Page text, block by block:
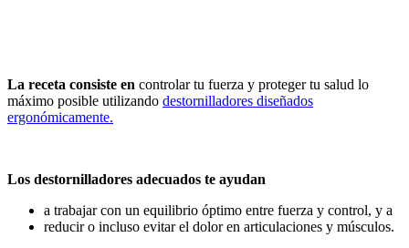
La receta consiste en controlar tu fuerza y proteger tu salud lo
máximo posible utilizando destornilladores diseñados
ergonómicamente.
Los destornilladores adecuados te ayudan
a trabajar con un equilibrio óptimo entre fuerza y control, y a
reducir o incluso evitar el dolor en articulaciones y músculos.